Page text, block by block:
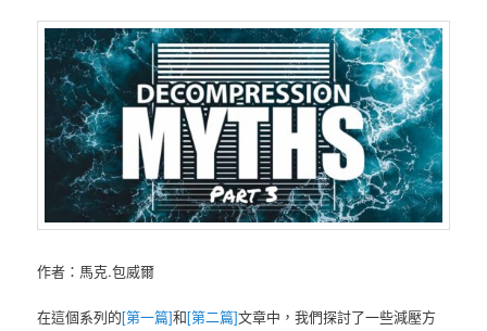
作者：馬克.包威爾
在這個系列的[第一篇]和[第二篇]文章中，我們探討了一些減壓方